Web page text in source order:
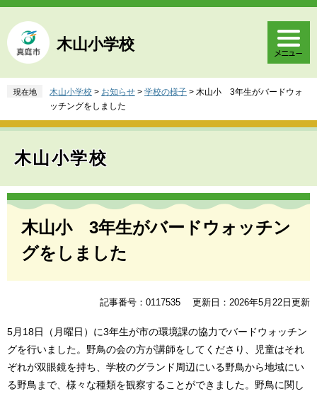
ペ
ジ
の
頭
。
メ
ュ
ー
飛
て
木山小学校
現在地 木山小学校 > お知らせ > 学校の様子 > 木山小 3年生がバードウォ
ッチングをしました
木山小学校
本
木山小 3年生がバードウォッチン
グをしました
記事番号：0117535 更新日：2026年5月22日更新
5月18日（月曜日）に3年生が市の環境課の協力でバードウォッチン
グを行いました。野鳥の会の方が講師をしてくださり、児童はそれ
ぞれが双眼鏡を持ち、学校のグランド周辺にいる野鳥から地域にい
る野鳥まで、様々な種類を観察することができました。野鳥に関し